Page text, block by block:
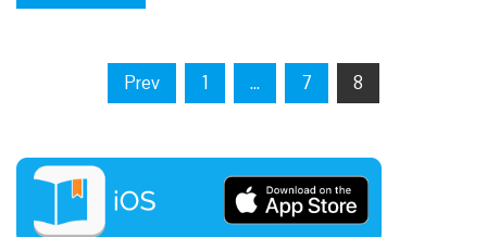
Prev 1 … 7 8